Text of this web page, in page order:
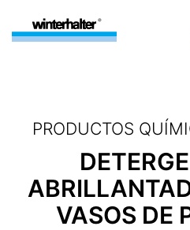
PRODUCTOS
VASOS DE